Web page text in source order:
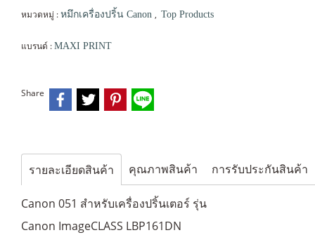
หมวดหมู่ : หมึกเครื่องปริ้น Canon , Top Products
แบรนด์ : MAXI PRINT
Share
รายละเอียดสินค้า คุณภาพสินค้า การรับประกันสินค้า
Canon 051 สำหรับเครื่องปริ้นเตอร์ รุ่น
Canon ImageCLASS LBP161DN